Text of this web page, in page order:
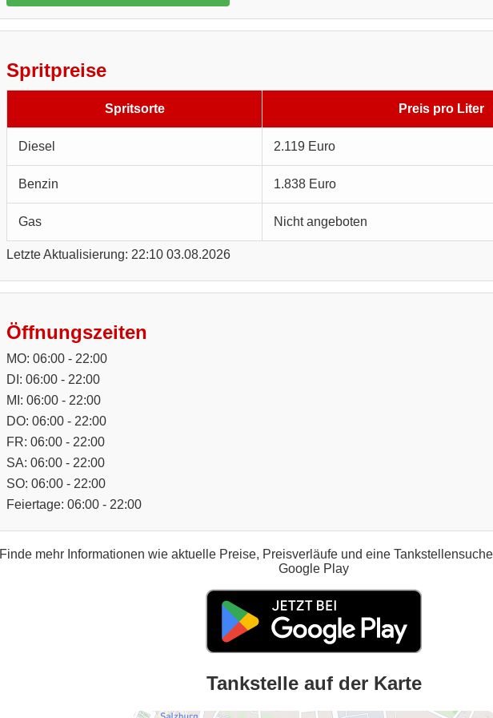
Spritpreise
Spritsorte Preis pro Liter
Diesel 2.119 Euro
Benzin 1.838 Euro
Gas Nicht angeboten
Letzte Aktualisierung: 22:10 03.08.2026
Öffnungszeiten
MO: 06:00 - 22:00
DI: 06:00 - 22:00
MI: 06:00 - 22:00
DO: 06:00 - 22:00
FR: 06:00 - 22:00
SA: 06:00 - 22:00
SO: 06:00 - 22:00
Feiertage: 06:00 - 22:00
Finde mehr Informationen wie aktuelle Preise, Preisverläufe und eine
Google Play
Tankstelle auf der Karte